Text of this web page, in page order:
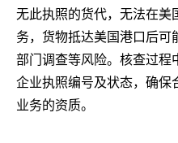
无此执照的货代，无法在美
务，货物抵达美国港口后可
部门调查等风险。核查过程
企业执照编号及状态，确保
业务的资质。